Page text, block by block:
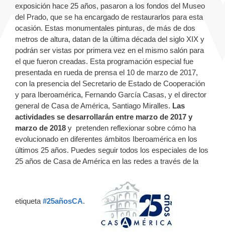
exposición hace 25 años, pasaron a los fondos del Museo
del Prado, que se ha encargado de restaurarlos para esta
ocasión. Estas monumentales pinturas, de más de dos
metros de altura, datan de la última década del siglo XIX y
podrán ser vistas por primera vez en el mismo salón para
el que fueron creadas. Esta programación especial fue
presentada en rueda de prensa el 10 de marzo de 2017,
con la presencia del Secretario de Estado de Cooperación
y para Iberoamérica, Fernando García Casas, y el director
general de Casa de América, Santiago Miralles. Las
actividades se desarrollarán entre marzo de 2017 y
marzo de 2018 y pretenden reflexionar sobre cómo ha
evolucionado en diferentes ámbitos Iberoamérica en los
últimos 25 años. Puedes seguir todos los especiales de los
25 años de Casa de América en las redes a través de la
etiqueta #25añosCA.